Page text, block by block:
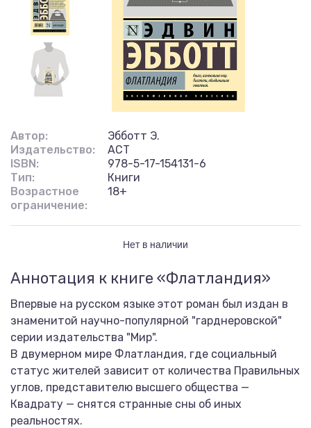
Автор:
Эбботт Э.
Издательство:
АСТ
ISBN:
978-5-17-154131-6
Тип:
Книги
Возрастное
ограничение:
18+
Нет в наличии
Аннотация к книге «Флатландия»
Впервые на русском языке этот роман был издан в
знаменитой научно-популярной "гарднеровской"
серии издательства "Мир".
В двумерном мире Флатландия, где социальный
статус жителей зависит от количества Правильных
углов, представителю высшего общества —
Квадрату — снятся странные сны об иных
реальностях.